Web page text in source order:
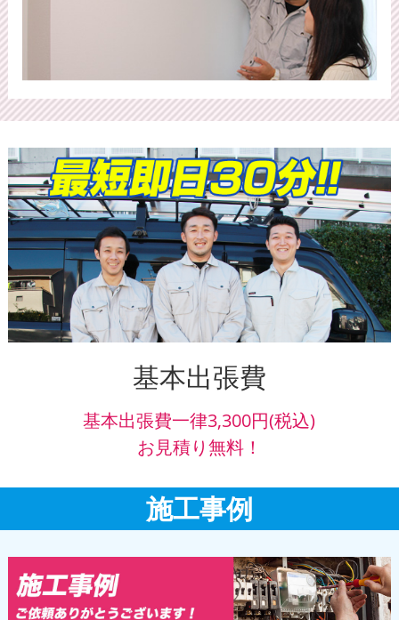
基本出張費
基本出張費一律3,300円(税込)
お見積り無料！
施工事例